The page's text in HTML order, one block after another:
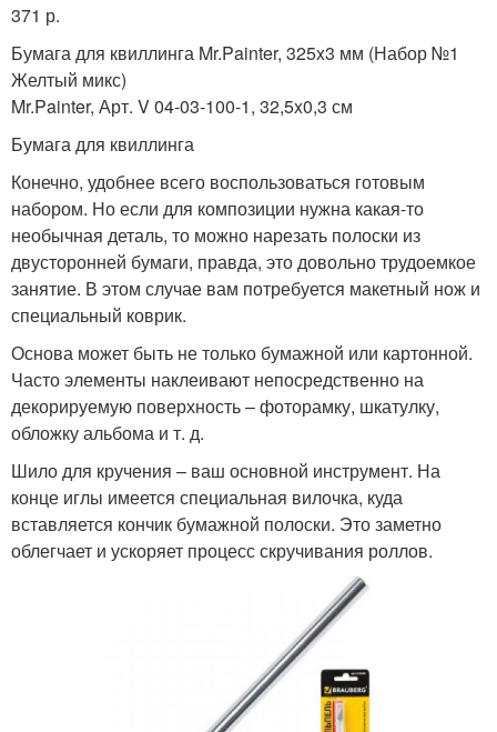
371 р.
Бумага для квиллинга Mr.Painter, 325x3 мм (Набор №1
Желтый микс)
Mr.Painter, Арт. V 04-03-100-1, 32,5x0,3 см
Бумага для квиллинга
Конечно, удобнее всего воспользоваться готовым
набором. Но если для композиции нужна какая-то
необычная деталь, то можно нарезать полоски из
двусторонней бумаги, правда, это довольно трудоемкое
занятие. В этом случае вам потребуется макетный нож и
специальный коврик.
Основа может быть не только бумажной или картонной.
Часто элементы наклеивают непосредственно на
декорируемую поверхность – фоторамку, шкатулку,
обложку альбома и т. д.
Шило для кручения – ваш основной инструмент. На
конце иглы имеется специальная вилочка, куда
вставляется кончик бумажной полоски. Это заметно
облегчает и ускоряет процесс скручивания роллов.